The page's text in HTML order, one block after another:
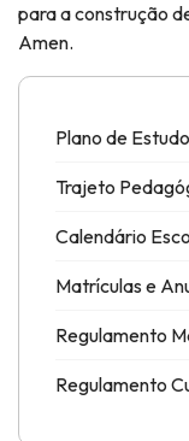
para a construção
Amen.
Plano de
Trajeto
Calendário
Matrículas e
Regulamento
Regulamento